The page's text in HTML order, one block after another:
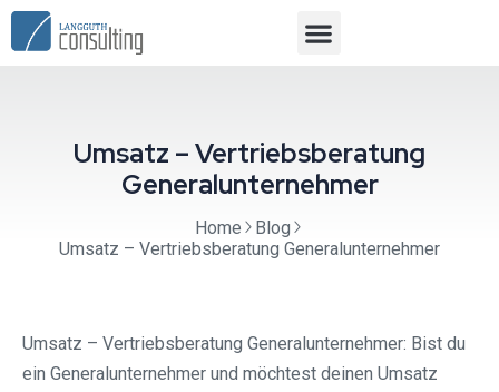
Umsatz – Vertriebsberatung
Generalunternehmer
Home
Blog
Umsatz – Vertriebsberatung Generalunternehmer
Umsatz – Vertriebsberatung Generalunternehmer: Bist du
ein Generalunternehmer und möchtest deinen Umsatz